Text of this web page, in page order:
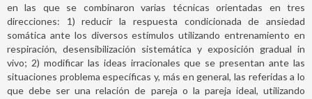
en las que se combinaron varias técnicas orientadas en tres
direcciones: 1) reducir la respuesta condicionada de ansiedad
somática ante los diversos estímulos utilizando entrenamiento en
respiración, desensibilización sistemática y exposición gradual in
vivo; 2) modificar las ideas irracionales que se presentan ante las
situaciones problema específicas y, más en general, las referidas a lo
que debe ser una relación de pareja o la pareja ideal, utilizando